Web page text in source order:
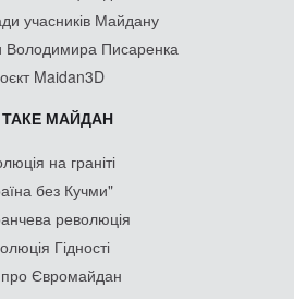
учасників Майдану
Писаренка
Maidan3D
МАЙДАН
на граніті
без Кучми"
революція
Гідності
про Євромайдан